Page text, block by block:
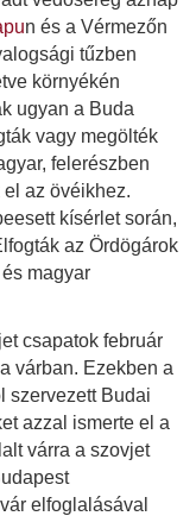
n és a Vérmezőn
tűzben
környékén
ugyan a Buda
vagy megölték
felerészben
az övéikhez.
kísérlet során,
az Ördögárok
magyar
csapatok február
várban. Ezekben a
szervezett Budai
azzal ismerte el a
várra a szovjet
elfoglalásával